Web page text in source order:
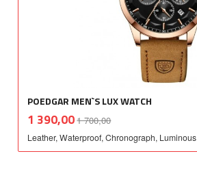
POEDGAR MEN`S LUX WATCH
Tilbud
1 390,001 700,00mva.
Leather, Waterproof, Chronograph, Luminous